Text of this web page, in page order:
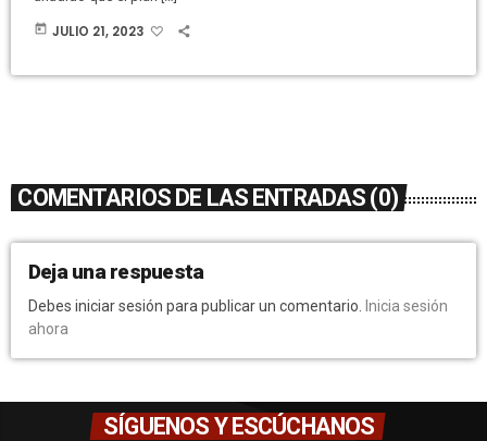
today JULIO 21, 2023
COMENTARIOS DE LAS ENTRADAS (0)
Deja una respuesta
Debes iniciar sesión para publicar un comentario. Inicia sesión
ahora
SÍGUENOS Y ESCÚCHANOS